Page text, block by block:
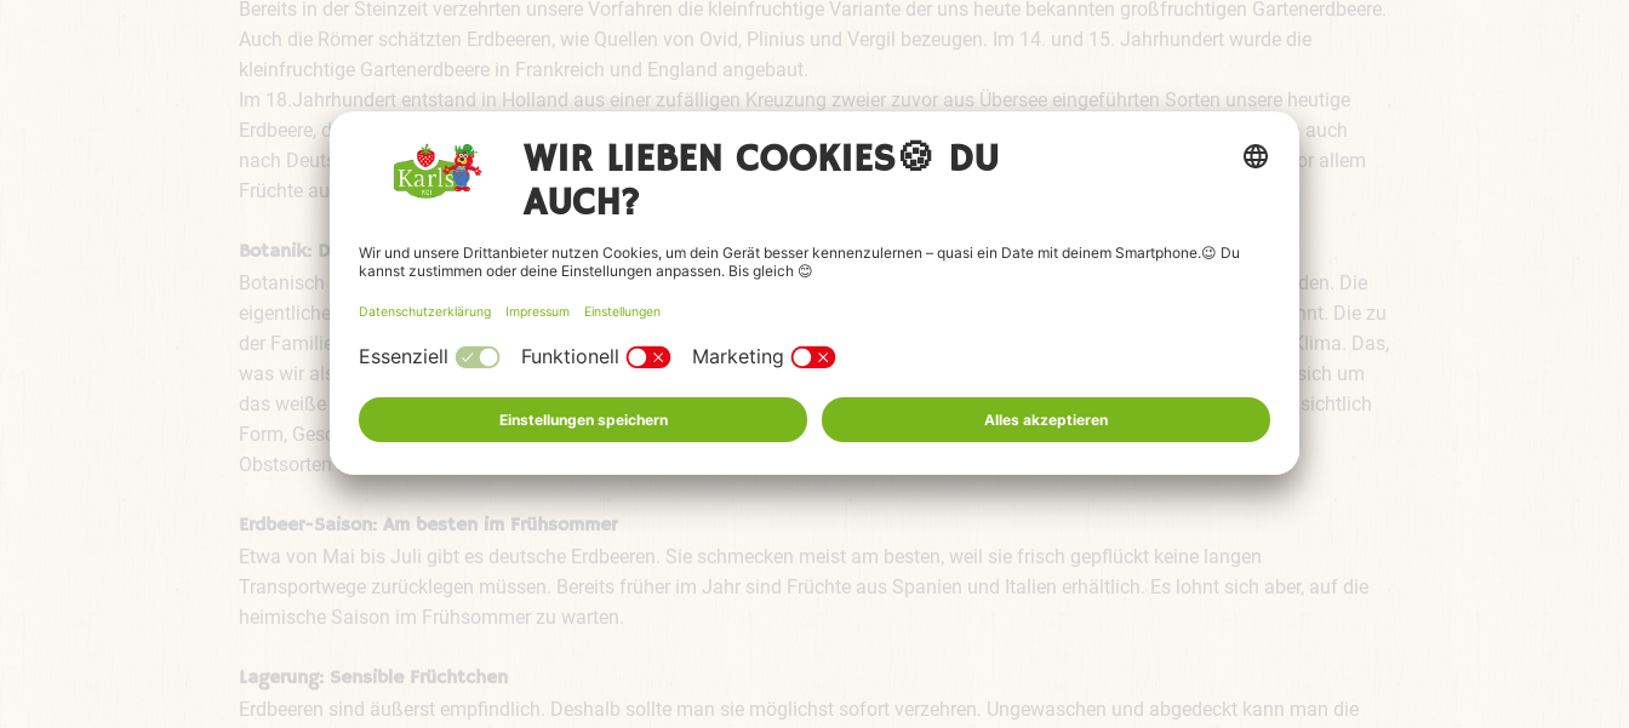
Bereits in der Steinzeit verzehrten unsere Vorfahren die kleinfruchtige Variante der uns heute bekannten großfruchtigen Gartenerdbeere.
Auch die Römer schätzten Erdbeeren, wie Quellen von Ovid, Plinius und Vergil bezeugen. Im 14. und 15. Jahrhundert wurde die
kleinfruchtige Gartenerdbeere in Frankreich und England angebaut.
Im 18.Jahrhundert entstand in Holland aus einer zufälligen Kreuzung zweier zuvor aus Übersee eingeführten Sorten unsere heutige
Erdbeere, die sogenannte Gartenerdbeere. Diese ist großfruchtiger als die wilden Varianten. Zu jener Zeit gelangten Erdbeeren auch
nach Deutschland, erstmals an den Hof Georgs II. nach Hannover. Neben den heimischen Erdbeeren gibt es in Deutschland vor allem
Früchte aus Spanien, Griechenland und den Niederlanden.
Botanik: Die Beere ist in Wirklichkeit eine Nuss
Botanisch gesehen sind Erdbeeren keine Beeren, sondern Scheinfrüchte oder Sammelnussfrüchte mehrjährig blühender Stauden. Die
eigentlichen Früchte der Erdbeere sind die kleinen gelben Körner auf der Oberfläche von Fragaria. Sie werden Nüsschen genannt. Die zu
der Familie der Rosengewächse gehörenden Früchte wachsen rosettenförmig auf sandigem Boden und mögen gemäßigtes Klima. Das,
was wir als Fruchtfleisch essen, ist eigentlich die fleischig verdickte Blütenachse, auf der die Nüsschen aufsitzen. Es handelt sich um
das weiße Mark der Blütenachse, das in reifem Zustand die rote Farbe annimmt. Es gibt unzählige Erdbeersorten, die sich hinsichtlich
Form, Geschmack, Farbe, Festigkeit des Fruchtfleisches, Reifezeit und Inhaltsstoffen unterscheiden. Im Vergleich zu anderen
Obstsorten spielen die verschiedenen Sorten für den Verbraucher aber keine große Rolle und sind oft nicht gekennzeichnet.
Erdbeer-Saison: Am besten im Frühsommer
Etwa von Mai bis Juli gibt es deutsche Erdbeeren. Sie schmecken meist am besten, weil sie frisch gepflückt keine langen
Transportwege zurücklegen müssen. Bereits früher im Jahr sind Früchte aus Spanien und Italien erhältlich. Es lohnt sich aber, auf die
heimische Saison im Frühsommer zu warten.
Lagerung: Sensible Früchtchen
Erdbeeren sind äußerst empfindlich. Deshalb sollte man sie möglichst sofort verzehren. Ungewaschen und abgedeckt kann man die